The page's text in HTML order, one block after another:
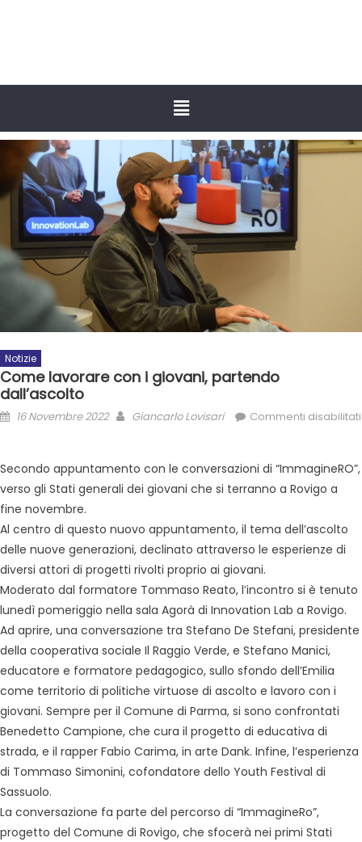
Notizie
Come lavorare con i giovani, partendo
dall’ascolto
16 Novembre 2022 Giancarlo Lovisari Commenti disabilitati
Secondo appuntamento con le conversazioni di “ImmagineRO”,
verso gli Stati generali dei giovani che si terranno a Rovigo a
fine novembre.
Al centro di questo nuovo appuntamento, il tema dell’ascolto
delle nuove generazioni, declinato attraverso le esperienze di
diversi attori di progetti rivolti proprio ai giovani.
Moderato dal formatore Tommaso Reato, l’incontro si è tenuto
lunedì pomeriggio nella sala Agorà di Innovation Lab a Rovigo.
Ad aprire, una conversazione tra Stefano De Stefani, presidente
della cooperativa sociale Il Raggio Verde, e Stefano Manici,
educatore e formatore pedagogico, sullo sfondo dell’Emilia
come territorio di politiche virtuose di ascolto e lavoro con i
giovani. Sempre per il Comune di Parma, si sono confrontati
Benedetto Campione, che cura il progetto di educativa di
strada, e il rapper Fabio Carima, in arte Dank. Infine, l’esperienza
di Tommaso Simonini, cofondatore dello Youth Festival di
Sassuolo.
La conversazione fa parte del percorso di “ImmagineRo”,
progetto del Comune di Rovigo, che sfocerà nei primi Stati